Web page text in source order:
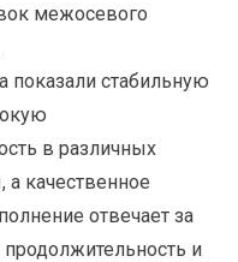
межосевого
показали стабильную
в различных
качественное
отвечает за
и